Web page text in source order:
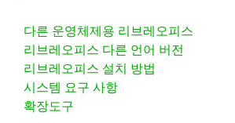
다른 운영체제용 리브레오피스
리브레오피스 다른 언어 버전
리브레오피스 설치 방법
시스템 요구 사항
확장도구